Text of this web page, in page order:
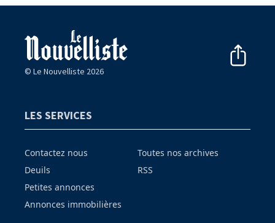
© Le Nouvelliste 2026
LES SERVICES
Contactez nous
Deuils
Petites annonces
Annonces immobilières
Toutes nos archives
RSS